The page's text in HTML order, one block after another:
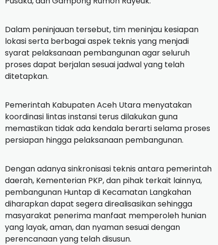
Dalam peninjauan tersebut, tim meninjau kesiapan
lokasi serta berbagai aspek teknis yang menjadi
syarat pelaksanaan pembangunan agar seluruh
proses dapat berjalan sesuai jadwal yang telah
ditetapkan.
Pemerintah Kabupaten Aceh Utara menyatakan
koordinasi lintas instansi terus dilakukan guna
memastikan tidak ada kendala berarti selama proses
persiapan hingga pelaksanaan pembangunan.
Dengan adanya sinkronisasi teknis antara pemerintah
daerah, Kementerian PKP, dan pihak terkait lainnya,
pembangunan Huntap di Kecamatan Langkahan
diharapkan dapat segera direalisasikan sehingga
masyarakat penerima manfaat memperoleh hunian
yang layak, aman, dan nyaman sesuai dengan
perencanaan yang telah disusun.